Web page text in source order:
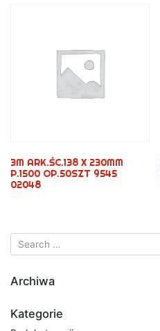
3M ARK.ŚC.138 X 230MM
P.1500 OP.50SZT 9545
02048
Archiwa
Kategorie